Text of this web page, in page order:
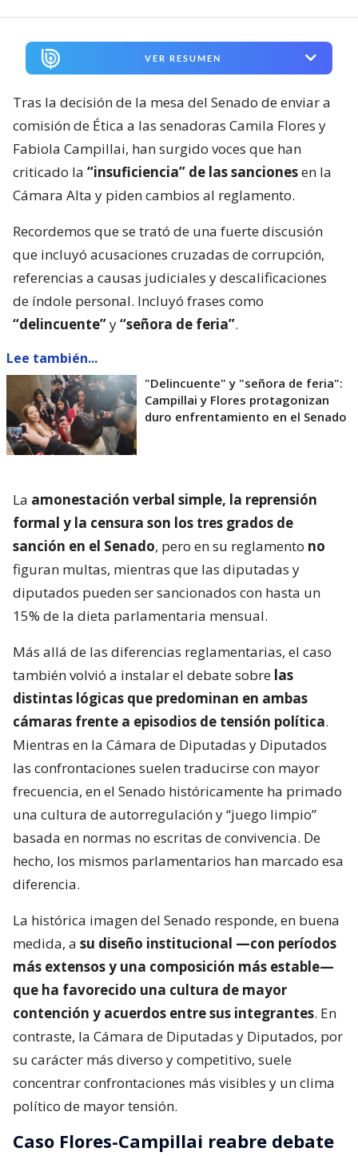
VER RESUMEN
Tras la decisión de la mesa del Senado de enviar a
comisión de Ética a las senadoras Camila Flores y
Fabiola Campillai, han surgido voces que han
criticado la “insuficiencia” de las sancionesen la
Cámara Alta y piden cambios al reglamento.
Recordemos que se trató de una fuerte discusión
que incluyó acusaciones cruzadas de corrupción,
referencias a causas judiciales y descalificaciones
de índole personal. Incluyó frases como
“delincuente”y“señora de feria”.
Lee también...
"Delincuente" y "señora de feria":
Campillai y Flores protagonizan
duro enfrentamiento en el Senado
La amonestación verbal simple, la reprensión
formal y la censura son los tres grados de
sanción en el Senado, pero en su reglamento no
figuran multas, mientras que las diputadas y
diputados pueden ser sancionados con hasta un
15% de la dieta parlamentaria mensual.
Más allá de las diferencias reglamentarias, el caso
también volvió a instalar el debate sobre las
distintas lógicas que predominan en ambas
cámaras frente a episodios de tensión política.
Mientras en la Cámara de Diputadas y Diputados
las confrontaciones suelen traducirse con mayor
frecuencia, en el Senado históricamente ha primado
una cultura de autorregulación y “juego limpio”
basada en normas no escritas de convivencia. De
hecho, los mismos parlamentarios han marcado esa
diferencia.
La histórica imagen del Senado responde, en buena
medida, a su diseño institucional —con períodos
más extensos y una composición más estable—
que ha favorecido una cultura de mayor
contención y acuerdos entre sus integrantes. En
contraste, la Cámara de Diputadas y Diputados, por
su carácter más diverso y competitivo, suele
concentrar confrontaciones más visibles y un clima
político de mayor tensión.
Caso Flores-Campillai reabre debate